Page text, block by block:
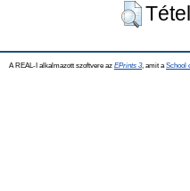
A REAL-I alkalmazott szoftvere az EPrints 3, amit a School